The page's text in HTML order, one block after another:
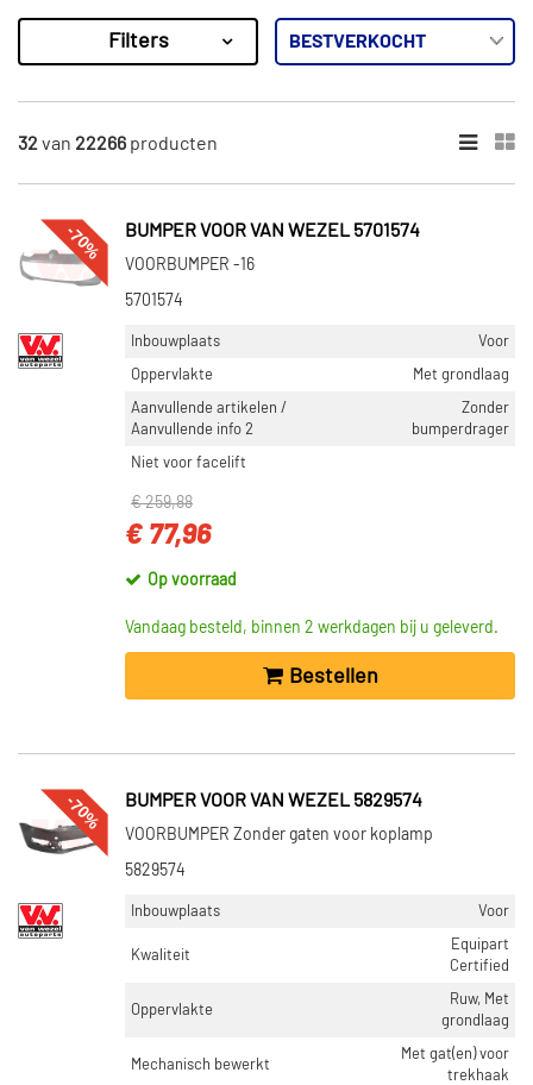
Resultaten
×
Van Wezel (3339)
Diederichs (4921)
Blic (6108)
Toon meer
CATEGORIEËN
Bumper (17582)
Achterbumper bescherming (3956)
Bumper schokdemper (687)
Bumperlijst (4)
Achter (5629)
Links achter (669)
Rechts achter (577)
Rechts voor (416)
VOORRAAD
Niet op voorraad (8417)
Filters
32van 22266 producten
-70% BUMPER VOOR VAN WEZEL 5701574
VOORBUMPER -16
5701574
Inbouwplaats
Voor
Oppervlakte
Met grondlaag
Aanvullende artikelen /
Aanvullende info 2
Zonder
bumperdrager
Niet voor facelift
€ 259,88
€ 77,96
Op voorraad
Vandaag besteld, binnen 2 werkdagen bij u geleverd.
Bestellen
-70% BUMPER VOOR VAN WEZEL 5829574
VOORBUMPER Zonder gaten voor koplamp
5829574
Inbouwplaats Voor
Kwaliteit
Equipart
Certified
Oppervlakte
Ruw, Met
grondlaag
Mechanisch bewerkt
Met gat(en) voor
trekhaak